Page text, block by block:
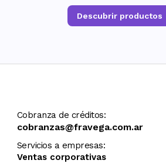
Descubrir productos
Cobranza de créditos:
cobranzas@fravega.com.ar
Servicios a empresas:
Ventas corporativas